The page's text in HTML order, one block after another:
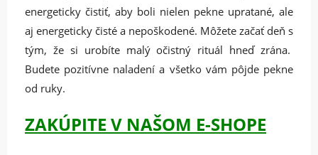
energeticky čistiť, aby boli nielen pekne upratané, ale
aj energeticky čisté a nepoškodené. Môžete začať deň s
tým, že si urobíte malý očistný rituál hneď zrána.
Budete pozitívne naladení a všetko vám pôjde pekne
od ruky.
ZAKÚPITE V NAŠOM E-SHOPE